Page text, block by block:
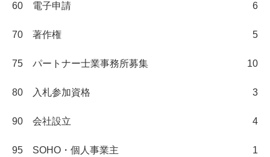
60 電子申請 6
70 著作権 5
75 パートナー士業事務所募集 10
80 入札参加資格 3
90 会社設立 4
95 SOHO・個人事業主 1